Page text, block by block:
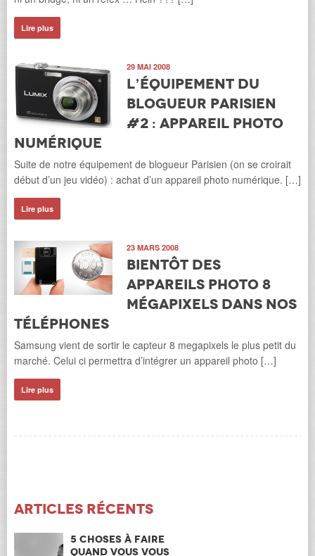
Lire plus
29 MAI 2008
L’équipement du
blogueur parisien
#2 : appareil photo
numérique
Suite de notre équipement de blogueur Parisien (on se croirait
début d’un jeu vidéo) : achat d’un appareil photo numérique. […]
Lire plus
23 MARS 2008
Bientôt des
appareils photo 8
mégapixels dans nos
téléphones
Samsung vient de sortir le capteur 8 megapixels le plus petit du
marché. Celui ci permettra d’intégrer un appareil photo […]
Lire plus
Articles récents
5 choses à faire
quand vous vous